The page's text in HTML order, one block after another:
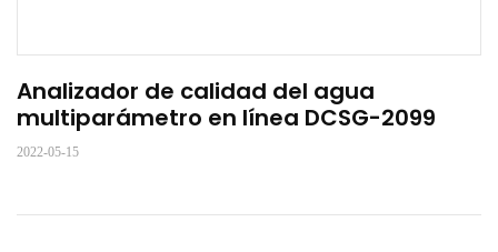
Analizador de calidad del agua
multiparámetro en línea DCSG-2099
2022-05-15